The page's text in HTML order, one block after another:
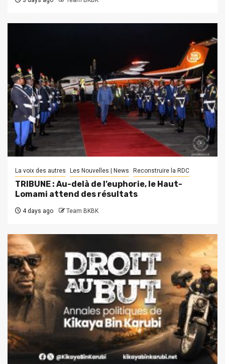
La voix des autres Les Nouvelles | News Reconstruire la RDC
TRIBUNE : Au-delà de l’euphorie, le Haut-
Lomami attend des résultats
4 days ago Team BKBK